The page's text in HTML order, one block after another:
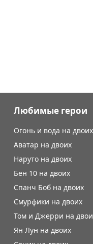
Любимые герои
Огонь и вода на двоих
Аватар на двоих
Наруто на двоих
Бен 10 на двоих
Спанч Боб на двоих
Смурфики на двоих
Том и Джерри на
Ян Лун на двоих